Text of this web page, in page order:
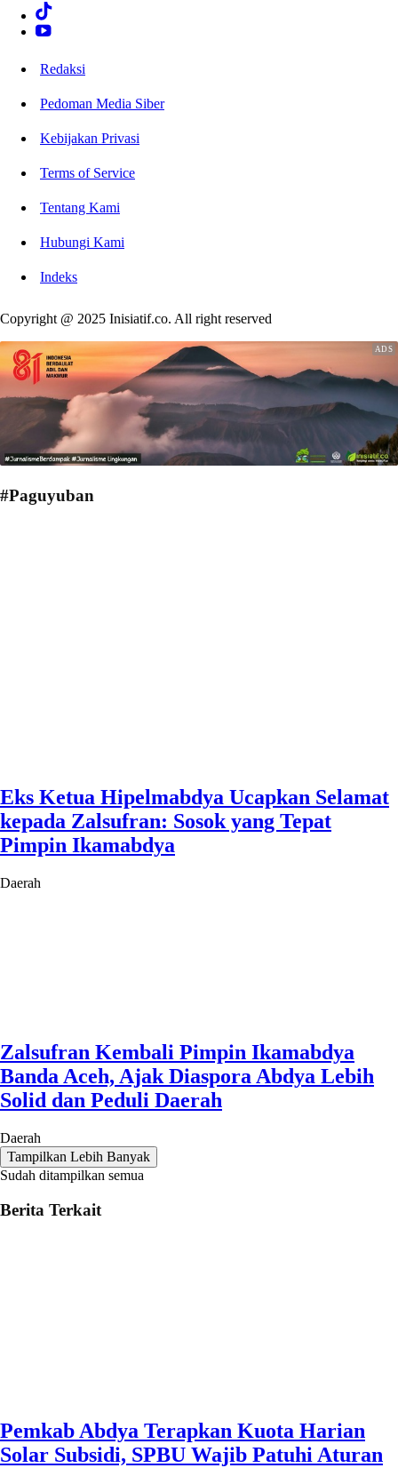
Redaksi
Pedoman Media Siber
Kebijakan Privasi
Terms of Service
Tentang Kami
Hubungi Kami
Indeks
Copyright @ 2025 Inisiatif.co. All right reserved
#Paguyuban
Eks Ketua Hipelmabdya Ucapkan Selamat
kepada Zalsufran: Sosok yang Tepat
Pimpin Ikamabdya
Daerah
Zalsufran Kembali Pimpin Ikamabdya
Banda Aceh, Ajak Diaspora Abdya Lebih
Solid dan Peduli Daerah
Daerah
Tampilkan Lebih Banyak
Sudah ditampilkan semua
Berita Terkait
Pemkab Abdya Terapkan Kuota Harian
Solar Subsidi, SPBU Wajib Patuhi Aturan